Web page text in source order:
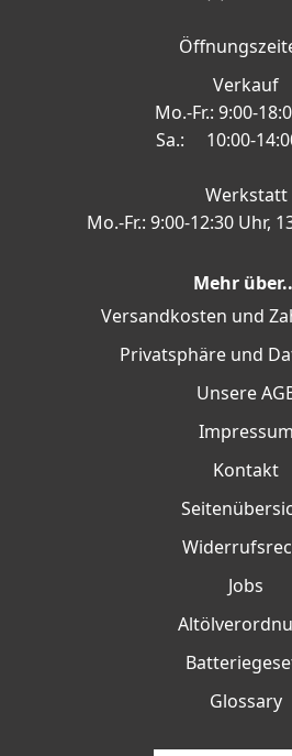
Verkauf
Mo.-Fr.: 9:00-
Sa.: 10:00-
Werkstatt
Mo.-Fr.: 9:00-12:30 Uhr,
Mehr
Versandkosten und
Privatsphäre und
Unsere
Impressum
Kontakt
Jobs
Glossary